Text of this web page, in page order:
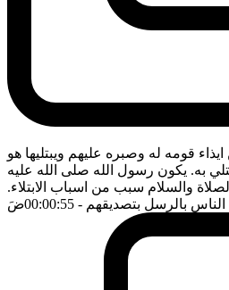
قومه له وصبره عليهم ويبتليها هو
به. يكون رسول الله صلى الله عليه
والسلام سبب من اسباب الابتلاء.
بالرسل بتصديقهم - 00:00:55 ضَ